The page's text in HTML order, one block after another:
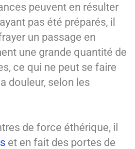
peuvent en résulter
pas été préparés, il
un passage en
une grande quantité de
ce qui ne peut se faire
douleur, selon les
de force éthérique, il
et en fait des portes de